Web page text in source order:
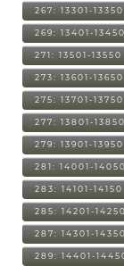
267: 13301-13350
269: 13401-13450
271: 13501-13550
273: 13601-13650
275: 13701-13750
277: 13801-13850
279: 13901-13950
281: 14001-14050
283: 14101-14150
285: 14201-14250
287: 14301-14350
289: 14401-